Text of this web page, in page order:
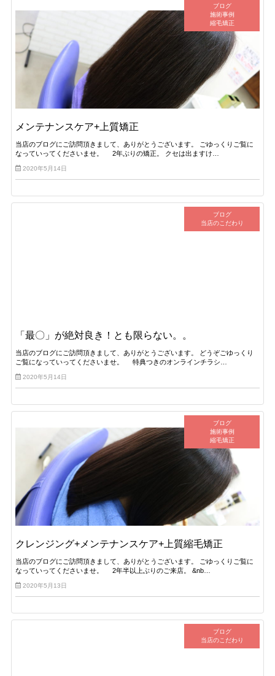
ブログ
施術事例
縮毛矯正
メンテナンスケア+上質矯正
当店のブログにご訪問頂きまして、ありがとうございます。 ごゆっくりご覧に
なっていってくださいませ。 2年ぶりの矯正。 クセは出ますけ…
2020年5月14日
ブログ
当店のこだわり
「最〇」が絶対良き！とも限らない。。
当店のブログにご訪問頂きまして、ありがとうございます。 どうぞごゆっくり
ご覧になっていってくださいませ。 特典つきのオンラインチラシ…
2020年5月14日
ブログ
施術事例
縮毛矯正
クレンジング+メンテナンスケア+上質縮毛矯正
当店のブログにご訪問頂きまして、ありがとうございます。 ごゆっくりご覧に
なっていってくださいませ。 2年半以上ぶりのご来店。 &nb…
2020年5月13日
ブログ
当店のこだわり